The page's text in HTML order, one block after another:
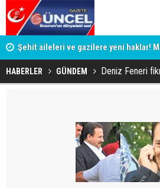
Şehit aileleri ve gazilere yeni haklar!
HABERLER GÜNDEM Deniz Feneri